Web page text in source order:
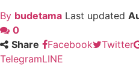
By budetama Last updated
0
Share
Facebook Twitter
TelegramLINE